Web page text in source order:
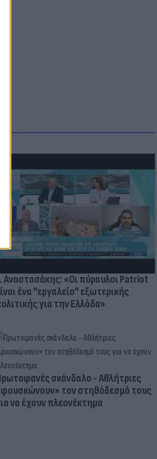
Αναστασάκης: «Οι πύραυλοι Patriot
ένα "εργαλείο" εξωτερικής
για την Ελλάδα»
σκάνδαλο - Aθλήτριες
τον στηθόδεσμό τους
να έχουν πλεονέκτημα